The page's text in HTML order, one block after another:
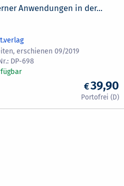
Anwendungen in der...
erschienen 09/2019
DP-698
39,90